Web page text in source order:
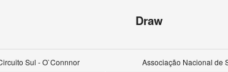
Draw
Sul - O`Connnor Associação Nacional de